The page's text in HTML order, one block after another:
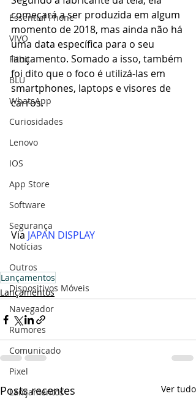
Essential Phone
VIVO
Fitbit
BLU
WhatsApp
Curiosidades
Lenovo
IOS
App Store
Software
Segurança
Notícias
Outros
Dispositivos Móveis
Navegador
Rumores
Comunicado
Pixel
Lançamentos
começará a ser produzida em algum
momento de 2018, mas ainda não há
uma data específica para o seu
lançamento. Somado a isso, também
foi dito que o foco é utilizá-las em
smartphones, laptops e visores de
carros.
Via JAPAN DISPLAY
Lançamentos
Lançamentos
Posts recentes Ver tudo